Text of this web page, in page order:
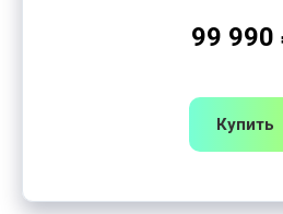
99 990
Купить